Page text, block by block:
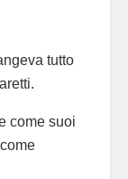
tutto
come suoi